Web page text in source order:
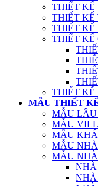
THIẾT KẾ
THIẾT KẾ
THIẾT KẾ
THIẾT KẾ
THIẾT KẾ
MẪU THIẾT
MẪU
MẪU
MẪU
MẪU
MẪU
NHÀ
NHÀ